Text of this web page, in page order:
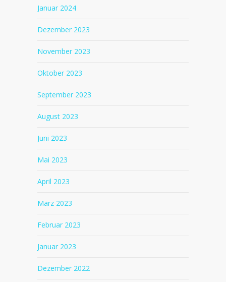
Januar 2024
Dezember 2023
November 2023
Oktober 2023
September 2023
August 2023
Juni 2023
Mai 2023
April 2023
März 2023
Februar 2023
Januar 2023
Dezember 2022